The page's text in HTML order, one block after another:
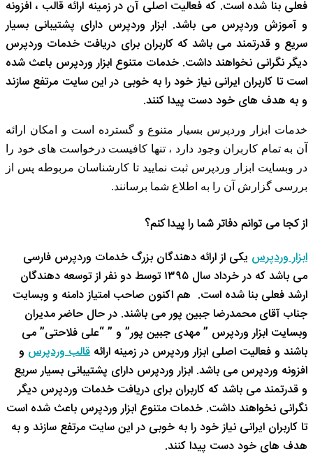
فعلی بنا شده است. که فعالیت اصلی آن در زمینه ارائه قالب ، افزونه
و آموزش وردپرس می باشد. ابزار وردپرس دارای پشتیبانی بسیار
سریع و قدرتمند می باشد که کاربران برای دریافت خدمات وردپرس
دیگر نگرانی نخواهند داشت. خدمات متنوع ابزار وردپرس باعث شده
است تا کاربران ایرانی نیاز خود را به خوبی در این سایت مرتفع سازند
و به هدف های خود دست پیدا کنند.
خدمات ابزار وردپرس بسیار متنوع و گسترده است و امکان ارائه
آن به تمام کاربران وجود دارد ، تنها کافیست درخواست های خود را
در وبسایت ابزار وردپرس ثبت نمایید تا کارشناسان مربوطه پس از
بررسی گزارش آن را به اطلاع شما برسانند.
از کجا می توانم دفاتر شما را پیدا کنم؟
ابزار وردپرس یکی از ارائه دهندگان بزرگ خدمات وردپرس فارسی
می باشد که در خرداد سال ۱۳۹۵ توسط دو نفر از توسعه دهندگان
ارشد فعلی بنا شده است. هم اکنون صاحب امتیاز دامنه و وبسایت
جناب آقای محمدرضا جبین پور می باشند. در حال حاضر مدیران
وبسایت ابزار وردپرس ” مهدی جبین پور” و ” “علی فلاحتی” می
باشند و فعالیت اصلی ابزار وردپرس در زمینه ارائه قالب وردپرس و
افزونه وردپرس می باشد. ابزار وردپرس دارای پشتیبانی بسیار سریع
و قدرتمند می باشد که کاربران برای دریافت خدمات وردپرس دیگر
نگرانی نخواهند داشت. خدمات متنوع ابزار وردپرس باعث شده است
تا کاربران ایرانی نیاز خود را به خوبی در این سایت مرتفع سازند و به
هدف های خود دست پیدا کنند.